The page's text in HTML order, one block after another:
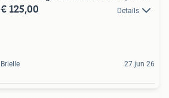
€ 125,00 Details
Brielle 27 jun 26